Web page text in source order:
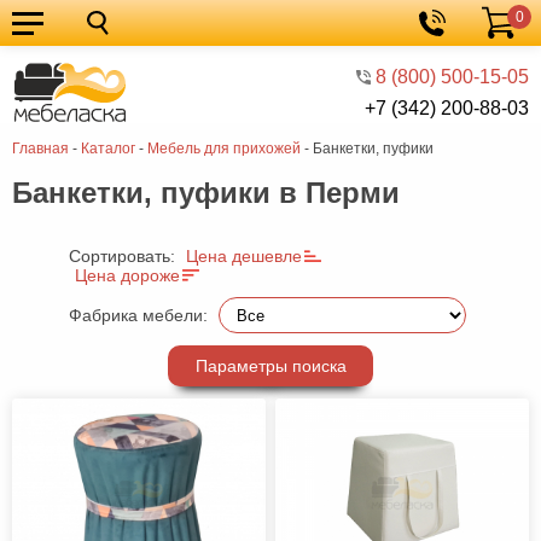
8 (800) 500-15-05
+7 (342) 200-88-03
Корзина
0
Главная - Каталог - Мебель для прихожей - Банкетки, пуфики
Кухонные
гарнитуры
Мебель
для
кухни
Мебель
для
спальни
Кровати
Шкафы
Детская
гостиную
прихожей
Банкетки, пуфики в Перми
Сортировать:
Цена дешевле
Цена дороже
Фабрика мебели:
Параметры поиска